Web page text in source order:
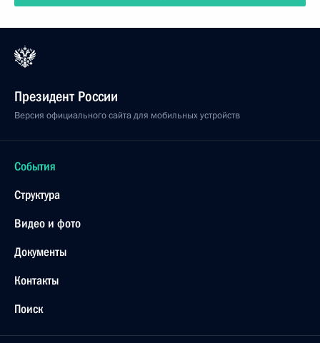
Президент России
Версия официального сайта для мобильных устройств
События
Структура
Видео и фото
Документы
Контакты
Поиск